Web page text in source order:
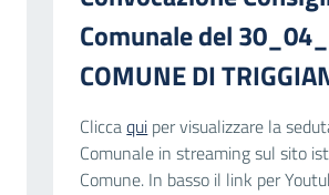
Comunale del
COMUNE DI
Cliccaqui per visualizzare la
Comunale in streaming sul sito
Comune. In basso il link per